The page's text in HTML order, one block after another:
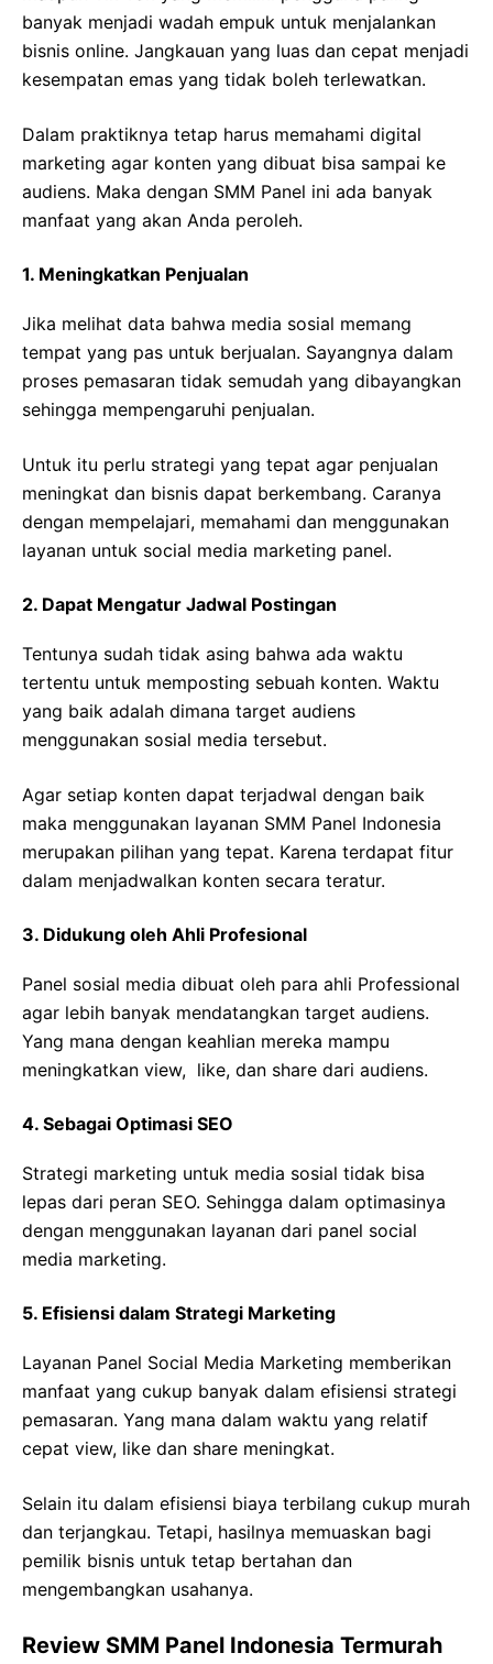
banyak menjadi wadah empuk untuk menjalankan
bisnis online. Jangkauan yang luas dan cepat menjadi
kesempatan emas yang tidak boleh terlewatkan.
Dalam praktiknya tetap harus memahami digital
marketing agar konten yang dibuat bisa sampai ke
audiens. Maka dengan SMM Panel ini ada banyak
manfaat yang akan Anda peroleh.
1. Meningkatkan Penjualan
Jika melihat data bahwa media sosial memang
tempat yang pas untuk berjualan. Sayangnya dalam
proses pemasaran tidak semudah yang dibayangkan
sehingga mempengaruhi penjualan.
Untuk itu perlu strategi yang tepat agar penjualan
meningkat dan bisnis dapat berkembang. Caranya
dengan mempelajari, memahami dan menggunakan
layanan untuk social media marketing panel.
2. Dapat Mengatur Jadwal Postingan
Tentunya sudah tidak asing bahwa ada waktu
tertentu untuk memposting sebuah konten. Waktu
yang baik adalah dimana target audiens
menggunakan sosial media tersebut.
Agar setiap konten dapat terjadwal dengan baik
maka menggunakan layanan SMM Panel Indonesia
merupakan pilihan yang tepat. Karena terdapat fitur
dalam menjadwalkan konten secara teratur.
3. Didukung oleh Ahli Profesional
Panel sosial media dibuat oleh para ahli Professional
agar lebih banyak mendatangkan target audiens.
Yang mana dengan keahlian mereka mampu
meningkatkan view, like, dan share dari audiens.
4. Sebagai Optimasi SEO
Strategi marketing untuk media sosial tidak bisa
lepas dari peran SEO. Sehingga dalam optimasinya
dengan menggunakan layanan dari panel social
media marketing.
5. Efisiensi dalam Strategi Marketing
Layanan Panel Social Media Marketing memberikan
manfaat yang cukup banyak dalam efisiensi strategi
pemasaran. Yang mana dalam waktu yang relatif
cepat view, like dan share meningkat.
Selain itu dalam efisiensi biaya terbilang cukup murah
dan terjangkau. Tetapi, hasilnya memuaskan bagi
pemilik bisnis untuk tetap bertahan dan
mengembangkan usahanya.
Review SMM Panel Indonesia Termurah